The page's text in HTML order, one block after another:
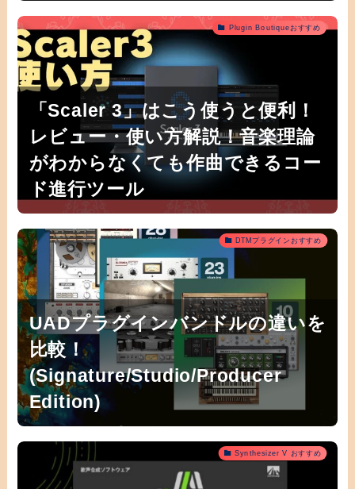
Plugin Boutiqueおすすめ
「Scaler 3」はこう使うと便利！
レビュー・使い方解説！音楽理論
がわからなくても作曲できるコー
ド進行ツール
DTMプラグインおすすめ
UADプラグインバンドルの違いを
比較！
(Signature/Studio/Producer
Edition)
Synthesizer V おすすめ